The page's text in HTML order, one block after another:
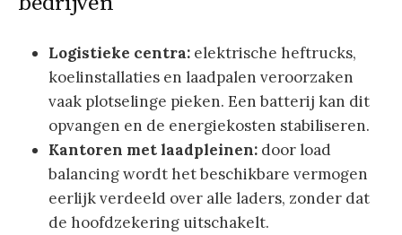
Logistieke centra: elektrische heftrucks,
koelinstallaties en laadpalen veroorzaken
vaak plotselinge pieken. Een batterij kan dit
opvangen en de energiekosten stabiliseren.
Kantoren met laadpleinen: door load
balancing wordt het beschikbare vermogen
eerlijk verdeeld over alle laders, zonder dat
de hoofdzekering uitschakelt.